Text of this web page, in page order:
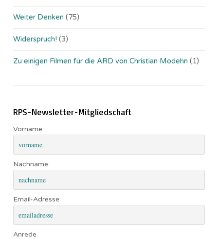
Weiter Denken (75)
Widerspruch! (3)
Zu einigen Filmen für die ARD von Christian Modehn (1)
RPS-Newsletter-Mitgliedschaft
Vorname:
Nachname:
Email-Adresse:
Anrede